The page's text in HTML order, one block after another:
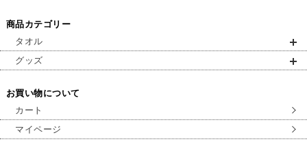
商品カテゴリー
タオル
グッズ
お買い物について
カート
マイページ